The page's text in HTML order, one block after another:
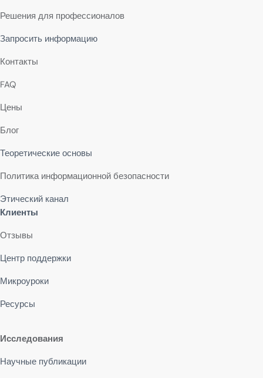
Решения для профессионалов
Запросить информацию
Контакты
FAQ
Цены
Блог
Теоретические основы
Политика информационной безопасности
Этический канал
Клиенты
Отзывы
Центр поддержки
Микроуроки
Ресурсы
Исследования
Научные публикации